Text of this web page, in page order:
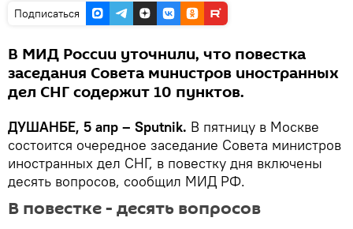
Подписаться
В МИД России уточнили, что повестка
заседания Совета министров иностранных
дел СНГ содержит 10 пунктов.
ДУШАНБЕ, 5 апр – Sputnik. В пятницу в Москве
состоится очередное заседание Совета министров
иностранных дел СНГ, в повестку дня включены
десять вопросов, сообщил МИД РФ.
В повестке - десять вопросов